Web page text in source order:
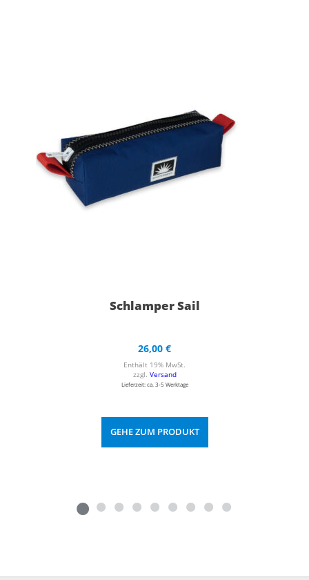
Schlamper Sail
26,00€
Enthält 19% MwSt.
zzgl. Versand
Lieferzeit: ca. 3-5 Werktage
GEHE ZUM PRODUKT